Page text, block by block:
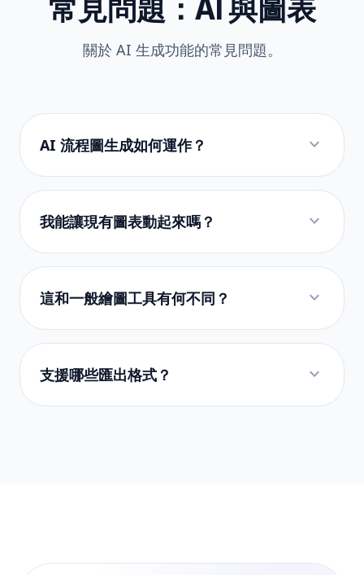
常見問題：AI 與圖表
關於 AI 生成功能的常見問題。
AI 流程圖生成如何運作？ expand_more
我能讓現有圖表動起來嗎？ expand_more
這和一般繪圖工具有何不同？ expand_more
支援哪些匯出格式？ expand_more